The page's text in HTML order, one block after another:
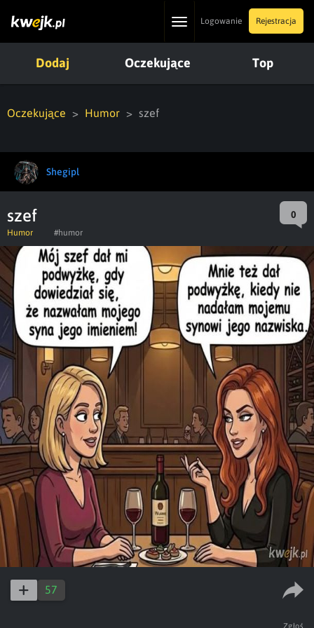
ToggleLogowanie Rejestracja
Dodaj Oczekujące Top
Oczekujące Humor szef
Shegipl
szef 0
Humor #humor
57
Zgłoś